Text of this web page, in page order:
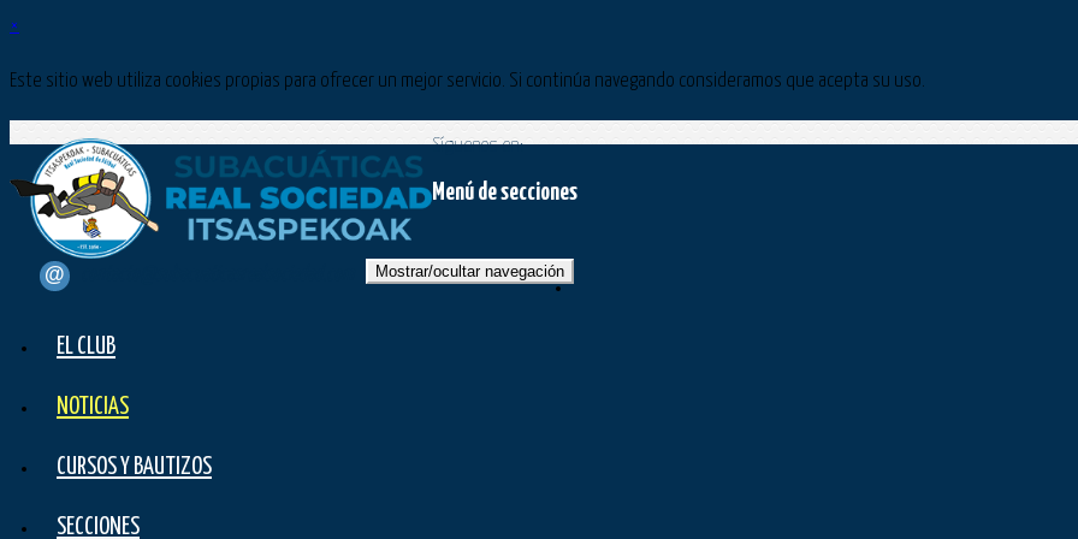
×
Este sitio web utiliza cookies propias para ofrecer un mejor servicio. Si continúa navegando consideramos que acepta su uso.
Síguenos en:
Menú de secciones
Mostrar/ocultar navegación
EL CLUB
NOTICIAS
CURSOS Y BAUTIZOS
SECCIONES